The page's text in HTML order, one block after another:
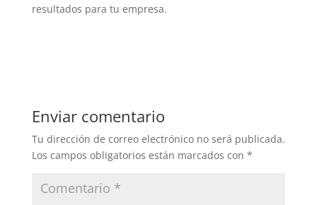
resultados para tu empresa.
Enviar comentario
Tu dirección de correo electrónico no será publicada.
Los campos obligatorios están marcados con *